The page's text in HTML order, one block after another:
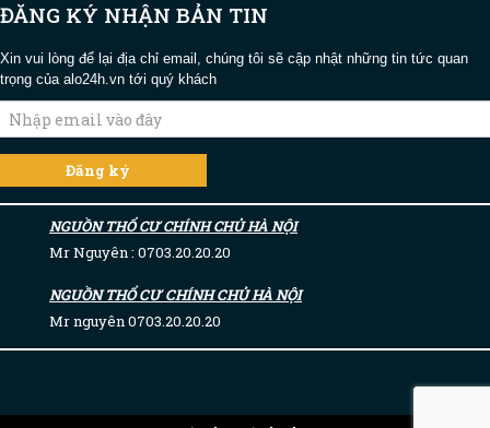
ĐĂNG KÝ NHẬN BẢN TIN
Xin vui lòng để lại địa chỉ email, chúng tôi sẽ cập nhật những tin tức quan
trọng của alo24h.vn tới quý khách
NGUỒN THỔ CƯ CHÍNH CHỦ HÀ NỘI
Mr Nguyên : 0703.20.20.20
NGUỒN THỔ CƯ CHÍNH CHỦ HÀ NỘI
Mr nguyên 0703.20.20.20